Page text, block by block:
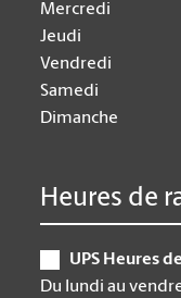
Mercredi
Jeudi
Vendredi
Samedi
Dimanche
Heures de
UPS Heures
Du lundi au